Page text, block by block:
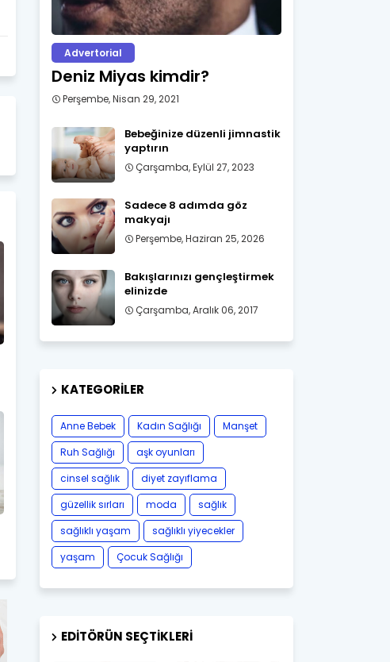
Advertorial
Deniz Miyas kimdir?
Perşembe, Nisan 29, 2021
Bebeğinize düzenli jimnastik
yaptırın
Çarşamba, Eylül 27, 2023
Sadece 8 adımda göz
makyajı
Perşembe, Haziran 25, 2026
Bakışlarınızı gençleştirmek
elinizde
Çarşamba, Aralık 06, 2017
KATEGORILER
Anne Bebek Kadın Sağlığı
Manşet
Ruh Sağlığı
aşk oyunları
cinsel sağlık
diyet zayıflama
güzellik sırları
moda
sağlık
sağlıklı yaşam
sağlıklı yiyecekler
yaşam
Çocuk Sağlığı
EDITÖRÜN SEÇTIKLERI